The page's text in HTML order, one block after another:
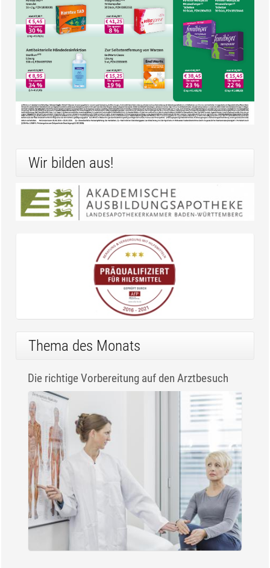
Wir bilden aus!
Thema des Monats
Die richtige Vorbereitung auf den Arztbesuch